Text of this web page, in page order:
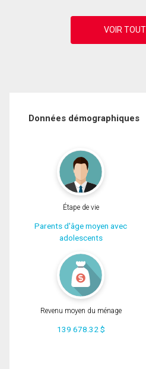
Données démographiques
Étape de vie
Parents d'âge moyen avec
adolescents
Revenu moyen du ménage
139 678.32 $